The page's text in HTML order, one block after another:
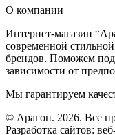
О компании
Интернет-магазин
современной
брендов. Поможем
зависимости от
Мы гарантируем
© Арагон. 2026. Все
Разработка сайтов: